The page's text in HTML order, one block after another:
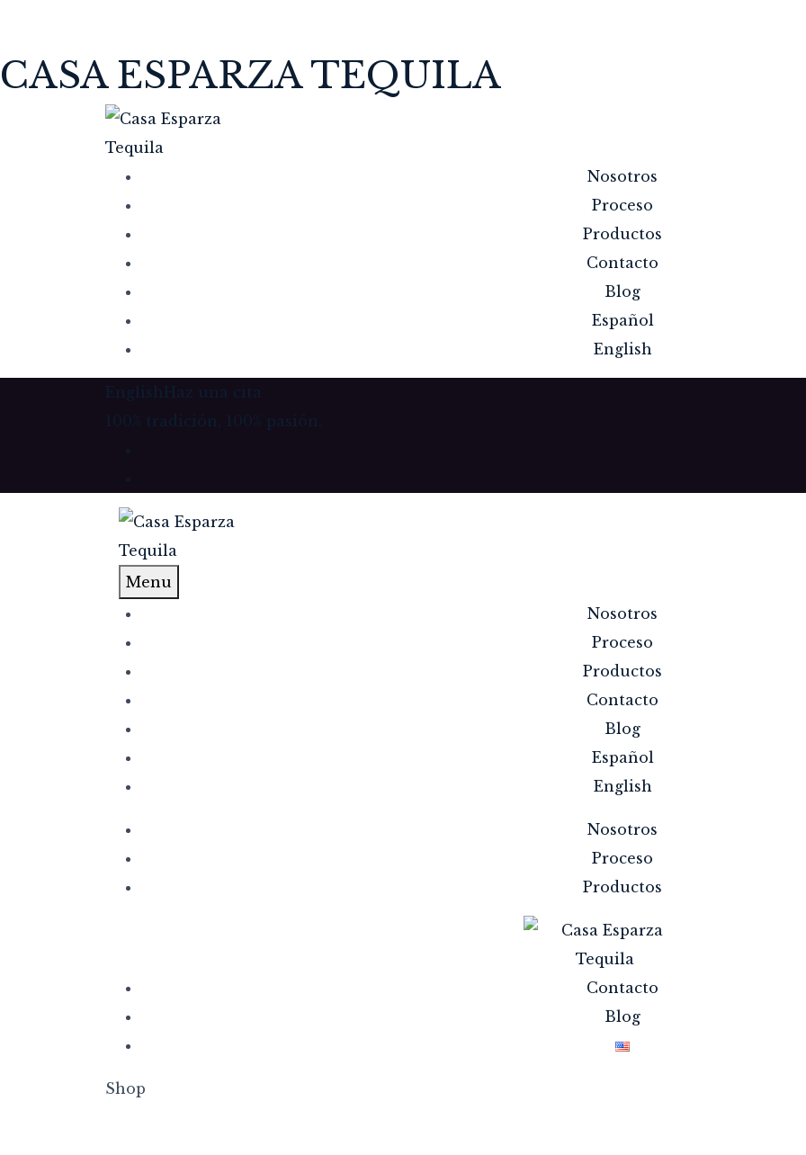
CASA ESPARZA TEQUILA
Nosotros
Proceso
Productos
Contacto
Blog
Español
English
EnglishHaz una cita
100% tradición, 100% pasión.
Menu
Nosotros
Proceso
Productos
Contacto
Blog
Español
English
Nosotros
Proceso
Productos
Contacto
Blog
Shop